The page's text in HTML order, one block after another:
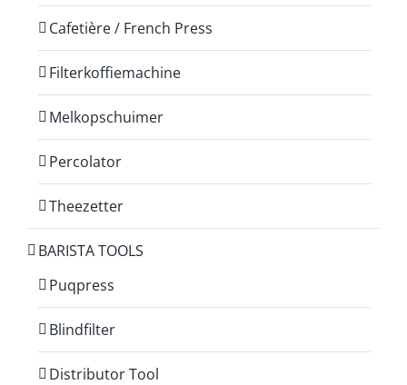
Cafetière / French Press
Filterkoffiemachine
Melkopschuimer
Percolator
Theezetter
BARISTA TOOLS
Puqpress
Blindfilter
Distributor Tool